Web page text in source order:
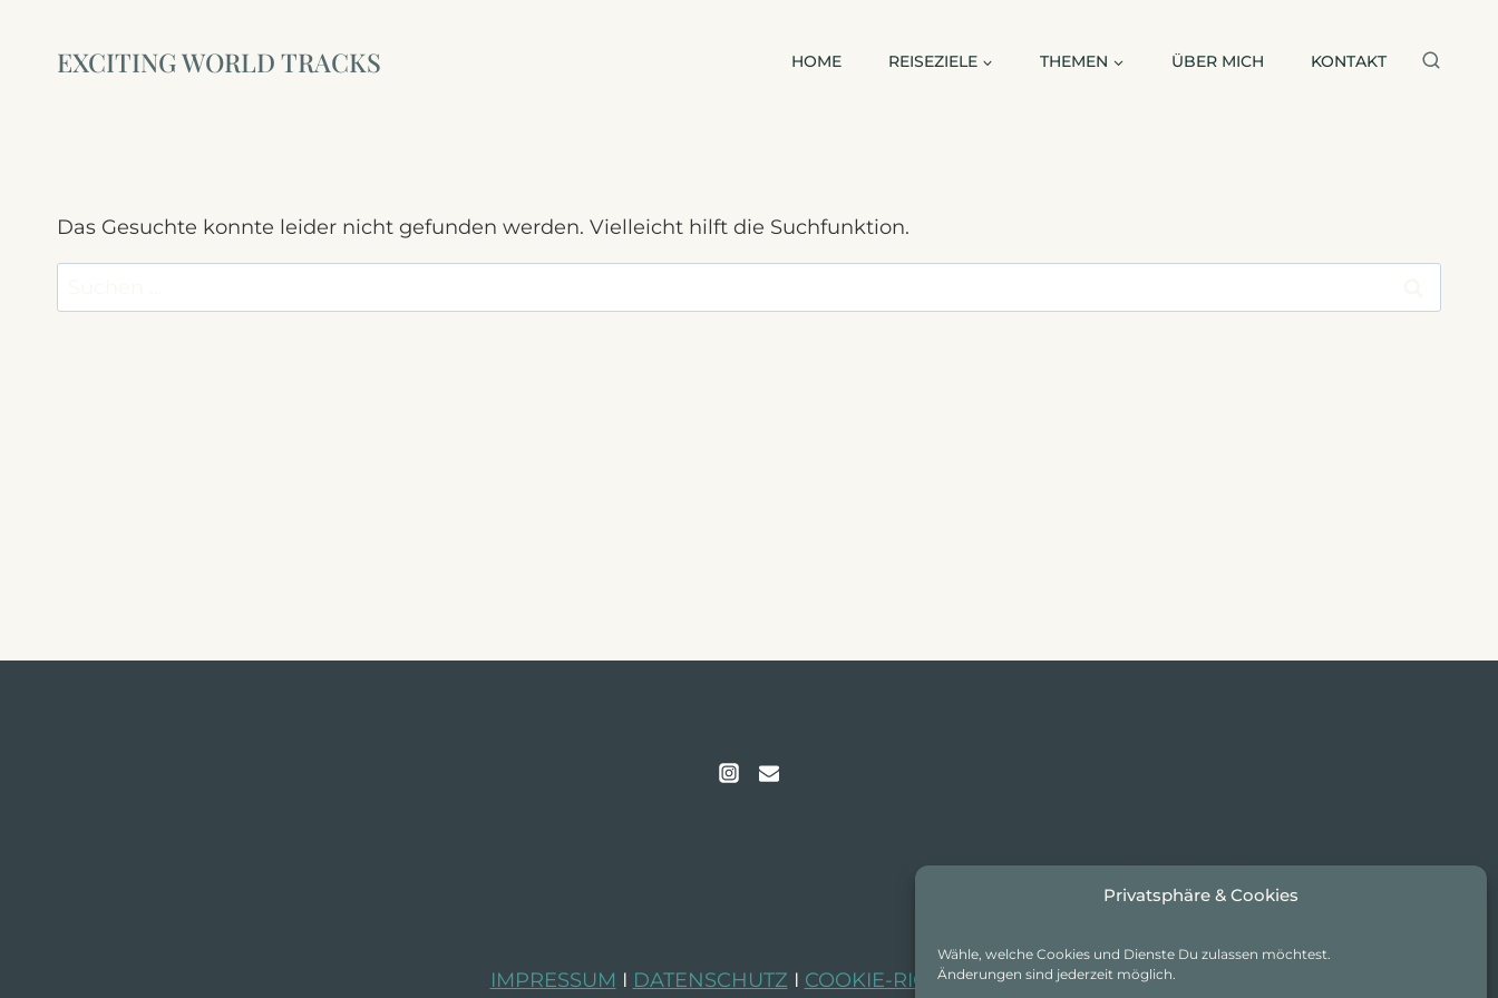
Privatsphäre & Cookies
Wähle, welche Cookies und Dienste Du zulassen möchtest.
Änderungen sind jederzeit möglich.
springenEXCITING WORLD TRACKS HOME REISEZIELE THEMEN ÜBER MICH KONTAKT
Das Gesuchte konnte leider nicht gefunden werden. Vielleicht hilft die Suchfunktion.
nach:
IMPRESSUM I DATENSCHUTZ I COOKIE-RICHTLINIE